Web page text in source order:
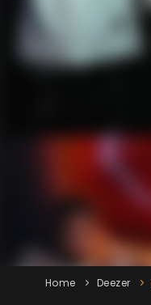
Home Deezer